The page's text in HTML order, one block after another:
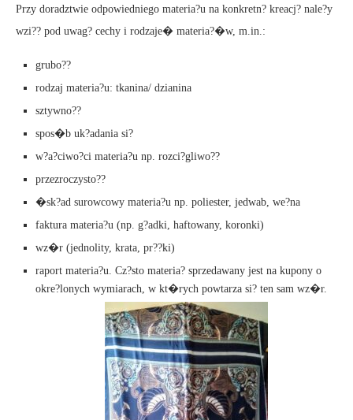
Przy doradztwie odpowiedniego materia?u na konkretn? kreacj? nale?y
wzi?? pod uwag? cechy i rodzaje� materia?�w, m.in.:
grubo??
rodzaj materia?u: tkanina/ dzianina
sztywno??
spos�b uk?adania si?
w?a?ciwo?ci materia?u np. rozci?gliwo??
przezroczysto??
�sk?ad surowcowy materia?u np. poliester, jedwab, we?na
faktura materia?u (np. g?adki, haftowany, koronki)
wz�r (jednolity, krata, pr??ki)
raport materia?u. Cz?sto materia? sprzedawany jest na kupony o
okre?lonych wymiarach, w kt�rych powtarza si? ten sam wz�r.